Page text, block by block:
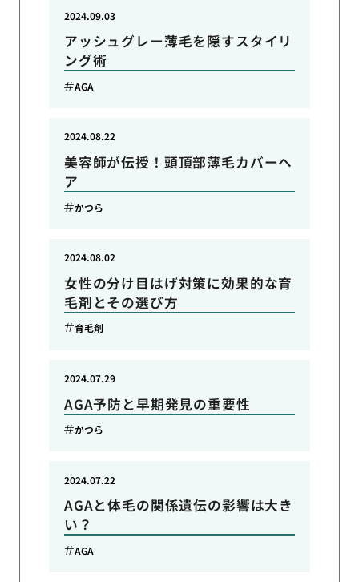
アッシュグレー薄毛を隠すスタイリ
ング術
2024.09.03
AGA
美容師が伝授！頭頂部薄毛カバーヘ
ア
2024.08.22
かつら
女性の分け目はげ対策に効果的な育
毛剤とその選び方
2024.08.02
育毛剤
AGA予防と早期発見の重要性
2024.07.29
かつら
AGAと体毛の関係遺伝の影響は大き
い？
2024.07.22
AGA